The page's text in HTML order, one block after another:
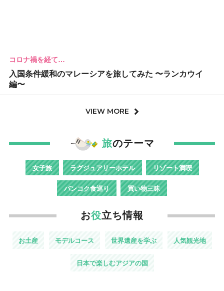
コロナ禍を経て…
入国条件緩和のマレーシアを旅してみた 〜ランカウイ
編〜
VIEW MORE
旅のテーマ
女子旅 ラグジュアリーホテル リゾート満喫
バンコク食巡り 買い物三昧
お役立ち情報
お土産 モデルコース 世界遺産を学ぶ 人気観光地
日本で楽しむアジアの国